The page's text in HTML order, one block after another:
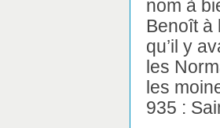
nom à
Benoît à
qu’il y
les
les
935 :